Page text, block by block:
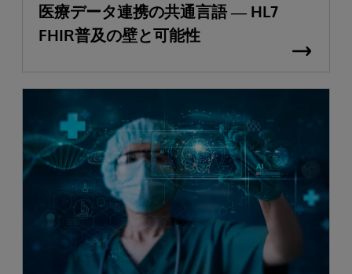
医療データ連携の共通言語 ― HL7
FHIR普及の壁と可能性